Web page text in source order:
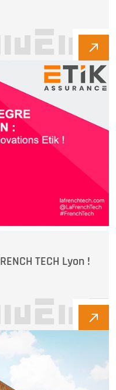
TECH Lyon !